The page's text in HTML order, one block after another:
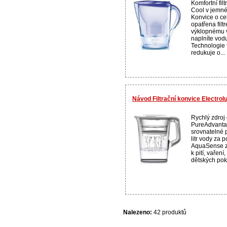
Komfortní
Cool v
Konvice o
opatřena
výklopnému
naplníte
Technologie
redukuje o...
Návod Filtrační konvice
Rychlý zdroj
srovnatelné
litr vody za
AquaSense
k pití,
dětských
Nalezeno: 42 produktů